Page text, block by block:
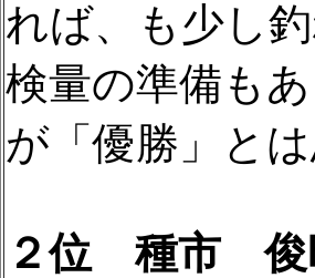
れば、も少し
検量の準備も
が「優勝」と
２位 種市 俊